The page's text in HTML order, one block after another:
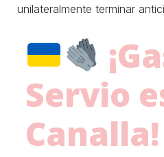
unilateralmente terminar
Servio
Canalla!